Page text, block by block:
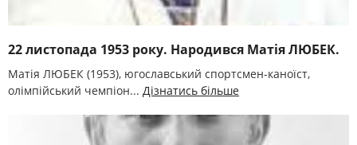
22 листопада 1953 року. Народився Матія ЛЮБЕК.
Матія ЛЮБЕК (1953), югославський спортсмен-каноїст,
олімпійський чемпіон... Дізнатись більше